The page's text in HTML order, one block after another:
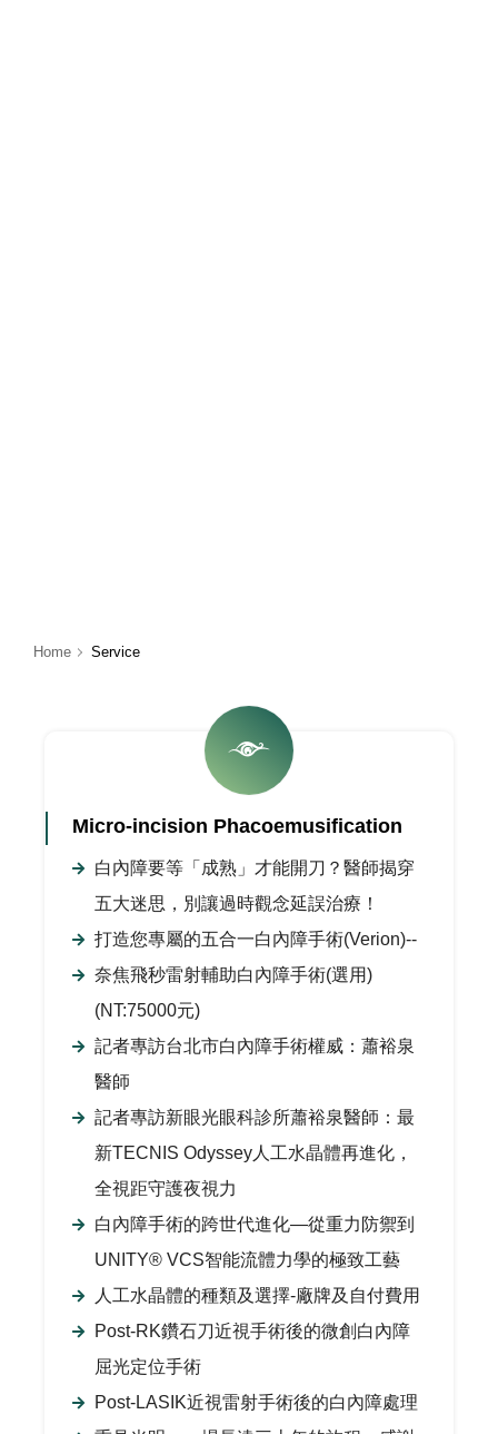
Home Service
Micro-incision Phacoemusification
白內障要等「成熟」才能開刀？醫師揭穿
五大迷思，別讓過時觀念延誤治療！
打造您專屬的五合一白內障手術(Verion)--
奈焦飛秒雷射輔助白內障手術(選用)
(NT:75000元)
記者專訪台北市白內障手術權威：蕭裕泉
醫師
記者專訪新眼光眼科診所蕭裕泉醫師：最
新TECNIS Odyssey人工水晶體再進化，
全視距守護夜視力
白內障手術的跨世代進化—從重力防禦到
UNITY® VCS智能流體力學的極致工藝
人工水晶體的種類及選擇-廠牌及自付費用
Post-RK鑽石刀近視手術後的微創白內障
屈光定位手術
Post-LASIK近視雷射手術後的白內障處理